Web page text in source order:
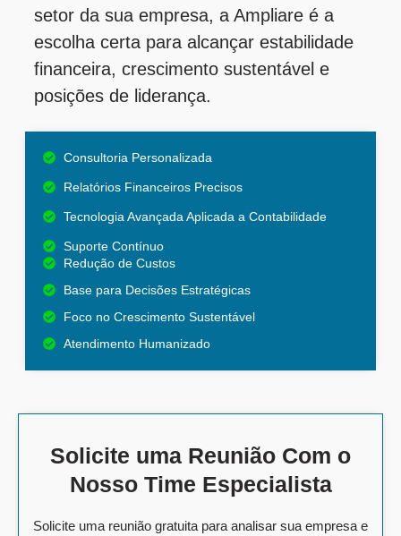
setor da sua empresa, a Ampliare é a
escolha certa para alcançar estabilidade
financeira, crescimento sustentável e
posições de liderança.
Consultoria Personalizada
Relatórios Financeiros Precisos
Tecnologia Avançada Aplicada a Contabilidade
Suporte Contínuo
Redução de Custos
Base para Decisões Estratégicas
Foco no Crescimento Sustentável
Atendimento Humanizado
Solicite uma Reunião Com o
Nosso Time Especialista
Solicite uma reunião gratuita para analisar sua empresa e